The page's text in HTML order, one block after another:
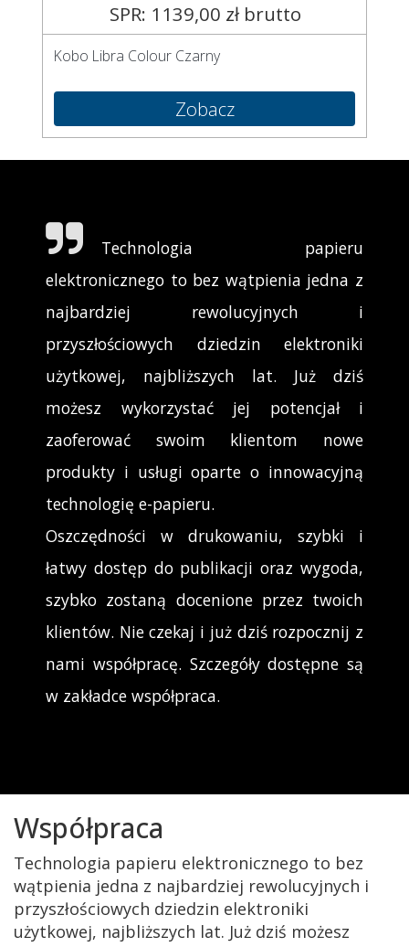
SPR: 1139,00 zł brutto
Kobo Libra Colour Czarny
Zobacz
Technologia papieru
elektronicznego to bez wątpienia jedna z
najbardziej rewolucyjnych i
przyszłościowych dziedzin elektroniki
użytkowej, najbliższych lat. Już dziś
możesz wykorzystać jej potencjał i
zaoferować swoim klientom nowe
produkty i usługi oparte o innowacyjną
technologię e-papieru.
Oszczędności w drukowaniu, szybki i
łatwy dostęp do publikacji oraz wygoda,
szybko zostaną docenione przez twoich
klientów. Nie czekaj i już dziś rozpocznij z
nami współpracę. Szczegóły dostępne są
w zakładce współpraca.
Współpraca
Technologia papieru elektronicznego to bez
wątpienia jedna z najbardziej rewolucyjnych i
przyszłościowych dziedzin elektroniki
użytkowej, najbliższych lat. Już dziś możesz